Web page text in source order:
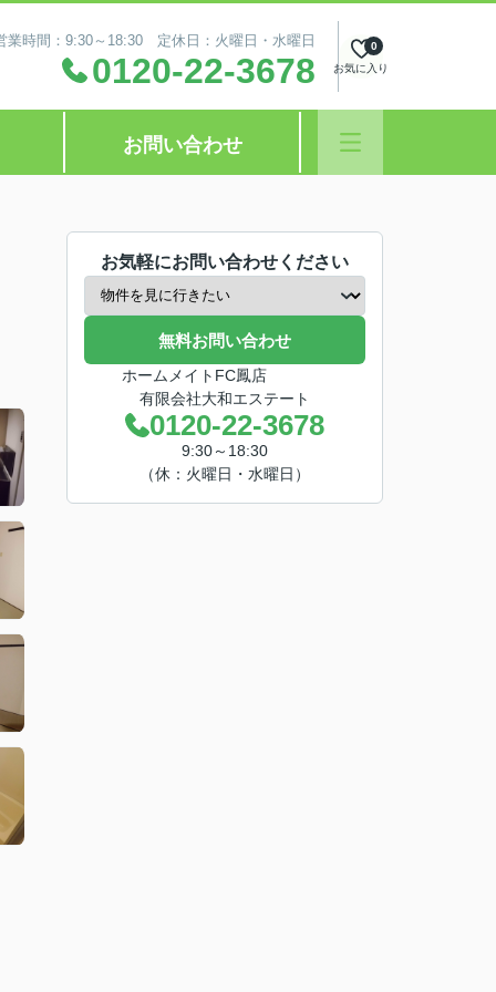
業時間：9:30～18:30 定休日：火曜日・水曜日
0120-22-3678 お気に入り
0
お問い合わせ
お気軽にお問い合わせください
無料お問い合わせ
ホームメイトFC鳳店
有限会社大和エステート
0120-22-3678
9:30～18:30
（休：火曜日・水曜日）